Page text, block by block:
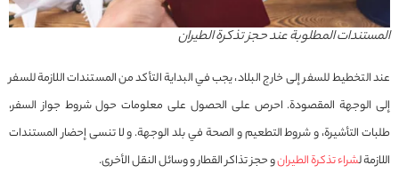
المستندات المطلوبة عند حجز تذكرة الطيران
عند التخطيط للسفر إلى خارج البلاد، يجب في البداية التأكد من المستندات اللازمة للسفر
إلى الوجهة المقصودة. احرص على الحصول على معلومات حول شروط جواز السفر،
طلبات التأشيرة، و شروط التطعيم و الصحة في بلد الوجهة. و لا تنسى إحضار المستندات
اللازمة لشراء تذكرة الطيرانو حجز تذاكر القطار و وسائل النقل الأخرى.